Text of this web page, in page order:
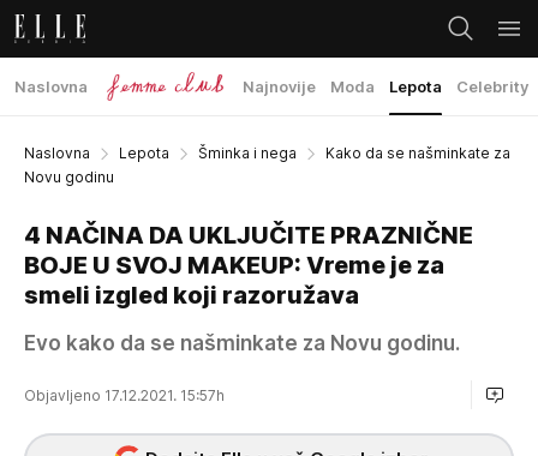
Naslovna Najnovije Moda Lepota Celebrity
Naslovna Lepota Šminka i nega
Kako da se našminkate za
Novu godinu
4 NAČINA DA UKLJUČITE PRAZNIČNE
BOJE U SVOJ MAKEUP: Vreme je za
smeli izgled koji razoružava
Evo kako da se našminkate za Novu godinu.
Objavljeno 17.12.2021. 15:57h